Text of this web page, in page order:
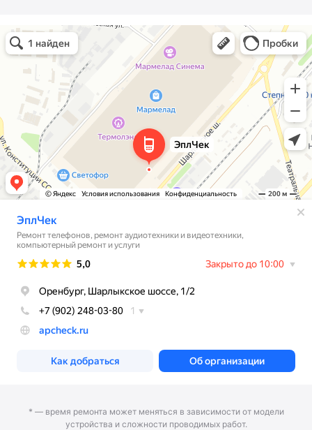
* — время ремонта может меняться в зависимости от модели
устройства и сложности проводимых работ.